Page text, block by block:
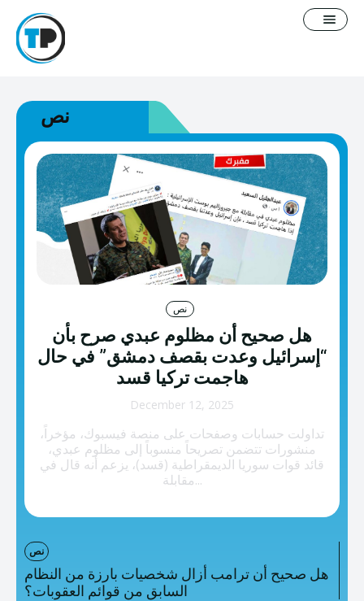
English
سياسة التصحيح
معلومات عنا
فيديوغرافيك
خطاب كراهية
تصنيفات إضافية
المعلومات الخاطئة
المعلومات المضللة
تحقق
نص
نص
هل صحيح أن مظلوم عبدي صرح بأن
“إسرائيل وعدت بقصف دمشق” في حال
هاجمت تركيا قسد
December 12, 2025
تداولت حسابات وصفحات على منصة فيسبوك، مؤخراً،
منشورات تتضمن تصريحاً منسوباً إلى مظلوم عبدي،
قائد قوات سوريا الديمقراطية (قسد)، يزعم أنه قال في
مقابلة...
نص
هل صحيح أن ترامب أزال شخصيات بارزة من النظام
السابق من قوائم العقوبات؟